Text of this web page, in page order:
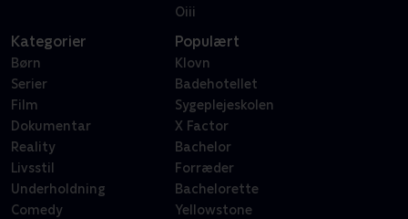
Oiii
Kategorier
Børn
Serier
Film
Dokumentar
Reality
Livsstil
Underholdning
Comedy
Populært
Klovn
Badehotellet
Sygeplejeskolen
X Factor
Bachelor
Forræder
Bachelorette
Yellowstone